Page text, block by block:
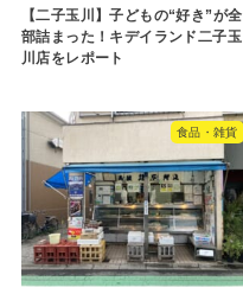
【二子玉川】子どもの“好き”が全
部詰まった！キデイランド二子玉
川店をレポート
食品・雑貨